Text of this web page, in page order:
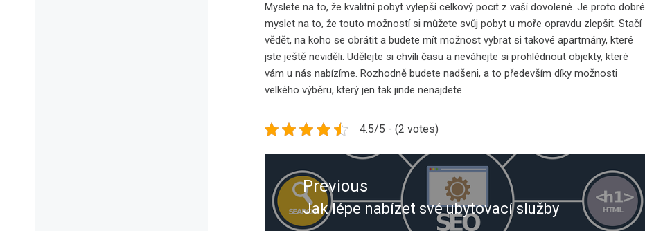
Myslete na to, že kvalitní pobyt vylepší celkový pocit z vaší dovolené. Je proto dobré
myslet na to, že touto možností si můžete svůj pobyt u moře opravdu zlepšit. Stačí
vědět, na koho se obrátit a budete mít možnost vybrat si takové apartmány, které
jste ještě neviděli. Udělejte si chvíli času a neváhejte si prohlédnout objekty, které
vám u nás nabízíme. Rozhodně budete nadšeni, a to především díky možnosti
velkého výběru, který jen tak jinde nenajdete.
4.5/5 - (2 votes)
Navigace
pro
příspěvek
Previous
Previous
Jak lépe nabízet své ubytovací služby